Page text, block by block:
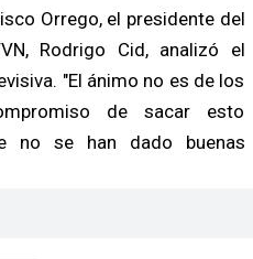
Orrego, el presidente del
Rodrigo Cid, analizó el
"El ánimo no es de los
de sacar esto
no se han dado buenas